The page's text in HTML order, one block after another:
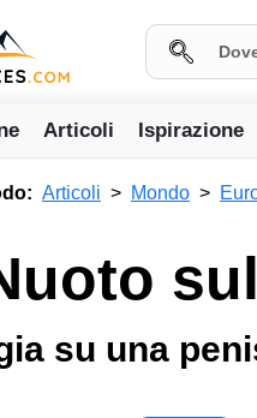
Articoli Ispirazione
Articoli Mondo
su una